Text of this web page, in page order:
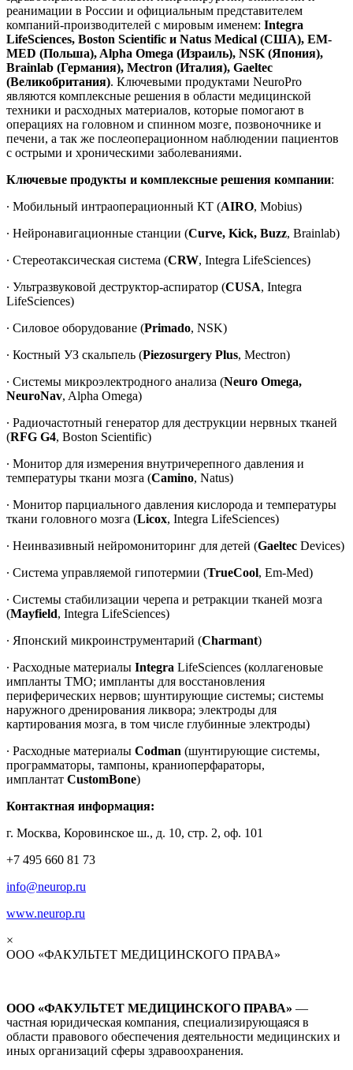
реанимации в России и официальным представителем
компаний-производителей с мировым именем: Integra
LifeSciences, Boston Scientific и Natus Medical (США), EM-
MED (Польша), Alpha Omega (Израиль), NSK (Япония),
Brainlab (Германия), Mectron (Италия), Gaeltec
(Великобритания). Ключевыми продуктами NeuroPro
являются комплексные решения в области медицинской
техники и расходных материалов, которые помогают в
операциях на головном и спинном мозге, позвоночнике и
печени, а так же послеоперационном наблюдении пациентов
с острыми и хроническими заболеваниями.
Ключевые продукты и комплексные решения компании:
∙ Мобильный интраоперационный КТ (AIRO, Mobius)
∙ Нейронавигационные станции (Curve, Kick, Buzz, Brainlab)
∙ Стереотаксическая система (CRW, Integra LifeSciences)
∙ Ультразвуковой деструктор-аспиратор (CUSA, Integra
LifeSciences)
∙ Силовое оборудование (Primado, NSK)
∙ Костный УЗ скальпель (Piezosurgery Plus, Mectron)
∙ Системы микроэлектродного анализа (Neuro Omega,
NeuroNav, Alpha Omega)
∙ Радиочастотный генератор для деструкции нервных тканей
(RFG G4, Boston Scientific)
∙ Монитор для измерения внутричерепного давления и
температуры ткани мозга (Camino, Natus)
∙ Монитор парциального давления кислорода и температуры
ткани головного мозга (Licox, Integra LifeSciences)
∙ Неинвазивный нейромониторинг для детей (Gaeltec Devices)
∙ Система управляемой гипотермии (TrueCool, Em-Med)
∙ Системы стабилизации черепа и ретракции тканей мозга
(Mayfield, Integra LifeSciences)
∙ Японский микроинструментарий (Charmant)
∙ Расходные материалы Integra LifeSciences (коллагеновые
импланты ТМО; импланты для восстановления
периферических нервов; шунтирующие системы; системы
наружного дренирования ликвора; электроды для
картирования мозга, в том числе глубинные электроды)
∙ Расходные материалы Codman (шунтирующие системы,
программаторы, тампоны, краниоперфараторы,
имплантат CustomBone)
Контактная информация:
г. Москва, Коровинское ш., д. 10, стр. 2, оф. 101
+7 495 660 81 73
info@neurop.ru
www.neurop.ru
×
ООО «ФАКУЛЬТЕТ МЕДИЦИНСКОГО ПРАВА»
ООО «ФАКУЛЬТЕТ МЕДИЦИНСКОГО ПРАВА» —
частная юридическая компания, специализирующаяся в
области правового обеспечения деятельности медицинских и
иных организаций сферы здравоохранения.